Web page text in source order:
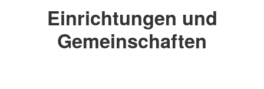
Einrichtungen und
Gemeinschaften